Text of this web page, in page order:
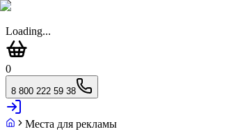
Loading...
0
8 800 222 59 38
Места для рекламы